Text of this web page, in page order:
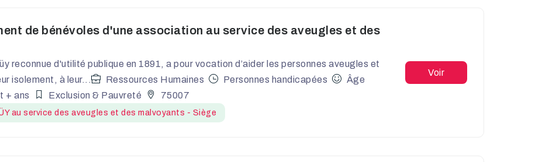
de bénévoles d'une association au service des aveugles et des
reconnue d'utilité publique en 1891, a pour vocation d’aider les personnes aveugles et
isolement, à leur...
Ressources Humaines Personnes handicapées
Âge
+ ans
Exclusion & Pauvreté 75007
au service des aveugles et des malvoyants - Siège
Voir